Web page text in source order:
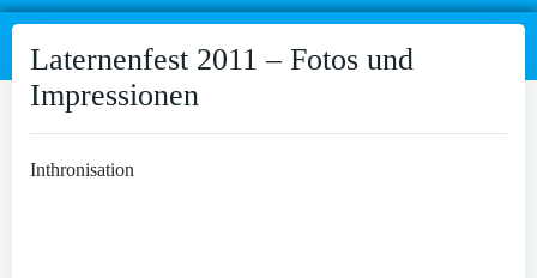
Laternenfest 2011 – Fotos und
Impressionen
Inthronisation